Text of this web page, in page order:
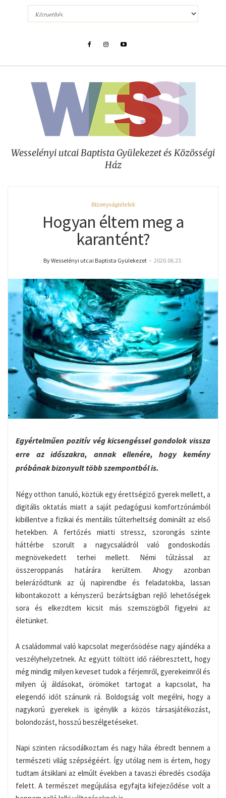
Wesselényi utcai Baptista Gyülekezet és Közösségi
Ház
Bizonyságtételek
Hogyan éltem meg a
karantént?
By Wesselényi utcai Baptista Gyülekezet – 2020.06.23.
Egyértelműen pozitív vég kicsengéssel gondolok vissza
erre az időszakra, annak ellenére, hogy kemény
próbának bizonyult több szempontból is.
Négy otthon tanuló, köztük egy érettségiző gyerek mellett, a
digitális oktatás miatt a saját pedagógusi komfortzónámból
kibillentve a fizikai és mentális túlterheltség dominált az első
hetekben. A fertőzés miatti stressz, szorongás szinte
háttérbe szorult a nagycsaládról való gondoskodás
megnövekedett terhei mellett. Némi túlzással az
összeroppanás határára kerültem. Ahogy azonban
belerázódtunk az új napirendbe és feladatokba, lassan
kibontakozott a kényszerű bezártságban rejlő lehetőségek
sora és elkezdtem kicsit más szemszögből figyelni az
életünket.
A családommal való kapcsolat megerősödése nagy ajándéka a
veszélyhelyzetnek. Az együtt töltött idő ráébresztett, hogy
még mindig milyen keveset tudok a férjemről, gyerekeimről és
milyen új áldásokat, örömöket tartogat a kapcsolat, ha
elegendő időt szánunk rá. Boldogság volt megélni, hogy a
nagykorú gyerekek is igénylik a közös társasjátékozást,
bolondozást, hosszú beszélgetéseket.
Napi szinten rácsodálkoztam és nagy hála ébredt bennem a
természeti világ szépségéért. Így utólag nem is értem, hogy
tudtam átsiklani az elmúlt években a tavaszi ébredés csodája
felett. A természet megújulása egyfajta kifejeződése volt a